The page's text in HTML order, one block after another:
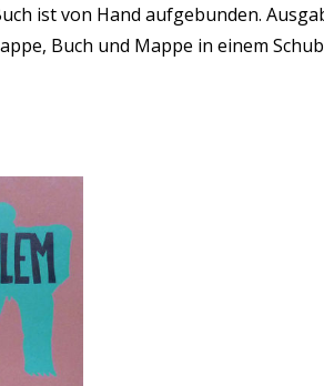
ist von Hand aufgebunden.
Buch und Mappe in einem